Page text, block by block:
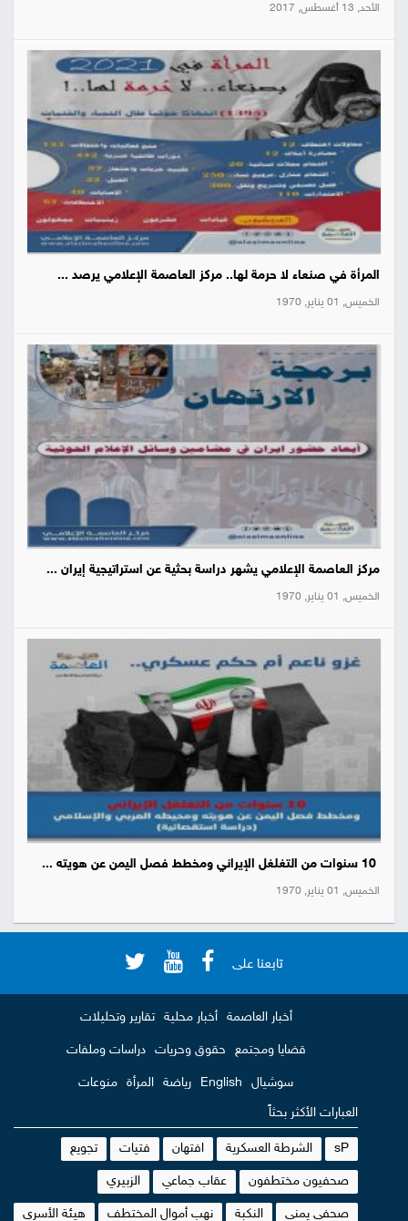
الأحد, 13 أغسطس, 2017
المرأة في صنعاء لا حرمة لها.. مركز العاصمة الإعلامي يرصد ...
الخميس, 01 يناير, 1970
مركز العاصمة الإعلامي يشهر دراسة بحثية عن استراتيجية إيران ...
الخميس, 01 يناير, 1970
الخميس, 01 يناير, 1970
تابعنا على
أخبار العاصمة أخبار محلية تقارير وتحليلات
قضايا ومجتمع حقوق وحريات دراسات وملفات
سوشيال English رياضة المرأة منوعات
العبارات الأكثر بحثاً
sP الشرطة العسكرية افتهان فتيات تجويع
صحفيون مختطفون عقاب جماعي الزبيري
صحفي يمني النكبة نهب أموال المختطف هيئة الأسرى